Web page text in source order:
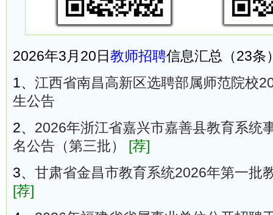
2026年3月20日 教师招聘信息汇总（23条
1、 江西省南昌高新区选聘部属师范院校
生公告
2、 2026年浙江省嘉兴市嘉善县教育系统
名公告（第三批）
[荐]
3、 甘肃省金昌市教育系统2026年第一批
[荐]